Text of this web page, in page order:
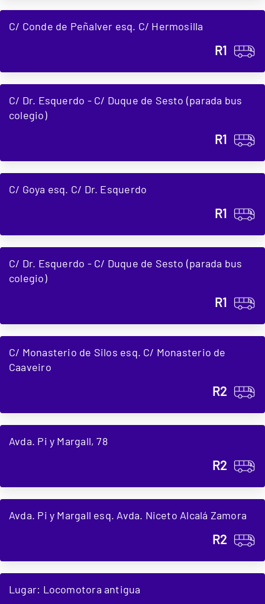
C/ Conde de Peñalver esq. C/ Hermosilla
R1
C/ Dr. Esquerdo - C/ Duque de Sesto (parada bus
colegio)
R1
C/ Goya esq. C/ Dr. Esquerdo
R1
C/ Dr. Esquerdo - C/ Duque de Sesto (parada bus
colegio)
R1
C/ Monasterio de Silos esq. C/ Monasterio de
Caaveiro
R2
Avda. Pi y Margall, 78
R2
Avda. Pi y Margall esq. Avda. Niceto Alcalá Zamora
R2
Lugar: Locomotora antigua